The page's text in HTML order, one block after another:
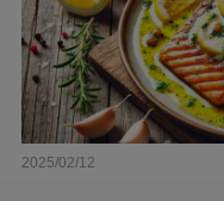
2025/02/12